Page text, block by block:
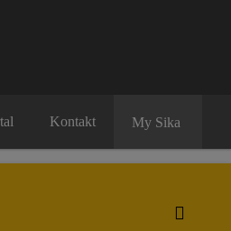
Kontakt My Sika